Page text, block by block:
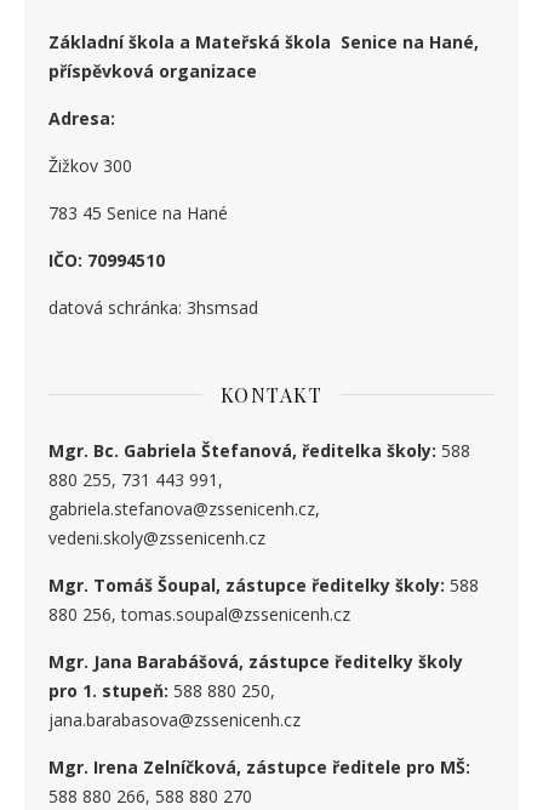
Základní škola a Mateřská škola Senice na Hané,
příspěvková organizace
Adresa:
Žižkov 300
783 45 Senice na Hané
IČO: 70994510
datová schránka: 3hsmsad
KONTAKT
Mgr. Bc. Gabriela Štefanová, ředitelka školy: 588
880 255, 731 443 991,
gabriela.stefanova@zssenicenh.cz,
vedeni.skoly@zssenicenh.cz
Mgr. Tomáš Šoupal, zástupce ředitelky školy: 588
880 256, tomas.soupal@zssenicenh.cz
Mgr. Jana Barabášová, zástupce ředitelky školy
pro 1. stupeň: 588 880 250,
jana.barabasova@zssenicenh.cz
Mgr. Irena Zelníčková, zástupce ředitele pro MŠ:
588 880 266, 588 880 270